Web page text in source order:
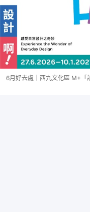
6月好去處｜西九文化區 M+「